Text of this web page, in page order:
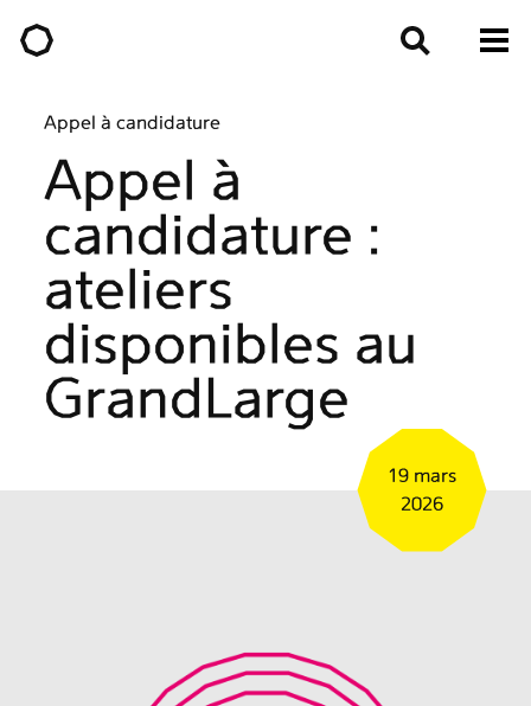
Appel à candidature
Appel à
candidature :
ateliers
disponibles au
GrandLarge
19 mars
2026